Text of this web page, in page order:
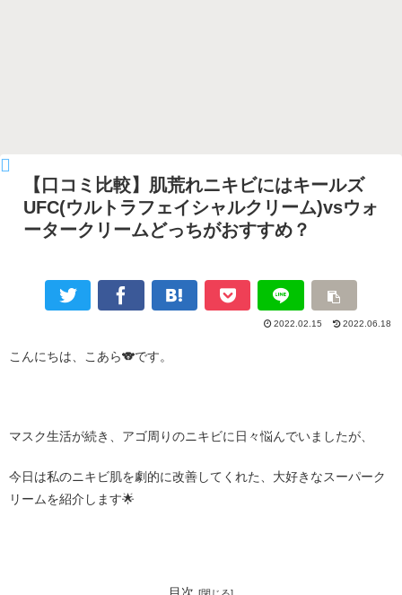
【口コミ比較】肌荒れニキビにはキールズ
UFC(ウルトラフェイシャルクリーム)vsウォ
ータークリームどっちがおすすめ？
2022.02.15 2022.06.18
こんにちは、こあら🐨です。
マスク生活が続き、アゴ周りのニキビに日々悩んでいましたが、
今日は私のニキビ肌を劇的に改善してくれた、大好きなスーパーク
リームを紹介します🌟
目次